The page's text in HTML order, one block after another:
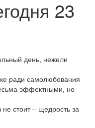
23
день, нежели
ради самолюбования
эффектными, но
стоит – щедрость за